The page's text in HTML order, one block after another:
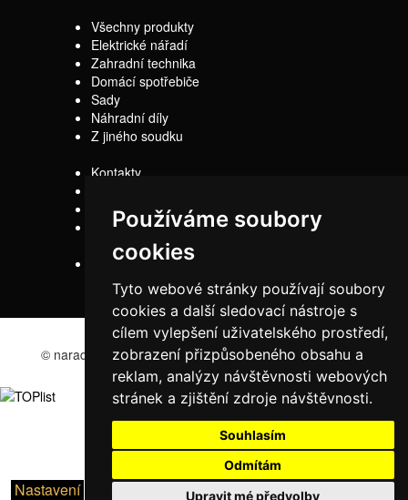
Používáme soubory
cookies
Tyto webové stránky používají soubory
cookies a další sledovací nástroje s
cílem vylepšení uživatelského prostředí,
zobrazení přizpůsobeného obsahu a
reklam, analýzy návštěvnosti webových
stránek a zjištění zdroje návštěvnosti.
Souhlasím
Odmítám
Upravit mé předvolby
Nastavení
Všechny produkty
Elektrické nářadí
Zahradní technika
Domácí spotřebiče
Sady
Náhradní díly
Z jiného soudku
Kontakty
Servis
Obchodní
podmínky
Reklamační řád
© naradi-bd.cz 2016